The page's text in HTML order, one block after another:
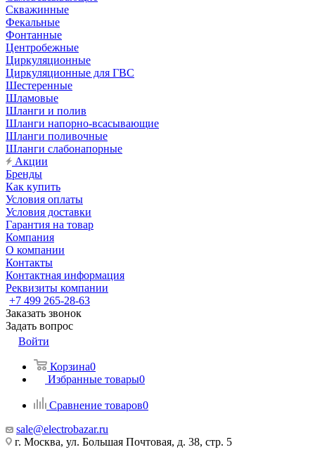
Скважинные
Фекальные
Фонтанные
Центробежные
Циркуляционные
Циркуляционные для ГВС
Шестеренные
Шламовые
Шланги и полив
Шланги напорно-всасывающие
Шланги поливочные
Шланги слабонапорные
Акции
Бренды
Как купить
Условия оплаты
Условия доставки
Гарантия на товар
Компания
О компании
Контакты
Контактная информация
Реквизиты компании
+7 499 265-28-63
Заказать звонок
Задать вопрос
Войти
Корзина0
Избранные товары0
Сравнение товаров0
sale@electrobazar.ru
г. Москва, ул. Большая Почтовая, д. 38, стр. 5